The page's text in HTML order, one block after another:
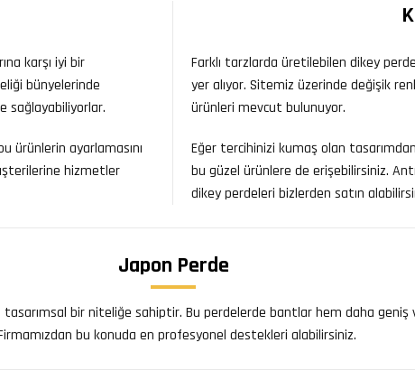
karşı iyi bir
bünyelerinde
sağlayabiliyorlar.
ürünlerin ayarlamasını
hizmetler
Farklı tarzlarda üretilebilen dikey
yer alıyor. Sitemiz üzerinde değişik
ürünleri mevcut bulunuyor.
Eğer tercihinizi kumaş olan
bu güzel ürünlere de erişebilirsiniz.
dikey perdeleri bizlerden satın
Japon Perde
bir niteliğe sahiptir. Bu perdelerde bantlar hem daha geniş
bu konuda en profesyonel destekleri alabilirsiniz.